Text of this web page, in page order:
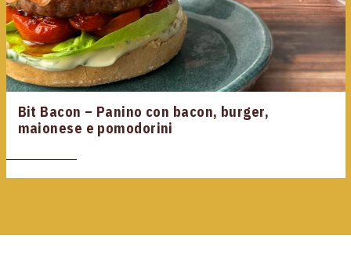
Bit Bacon – Panino con bacon, burger,
maionese e pomodorini